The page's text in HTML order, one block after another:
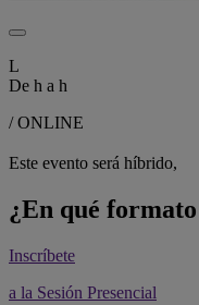
L
De h a h
/ ONLINE
Este evento será híbrido,
¿En qué
Inscríbete
a la Sesión Presencial